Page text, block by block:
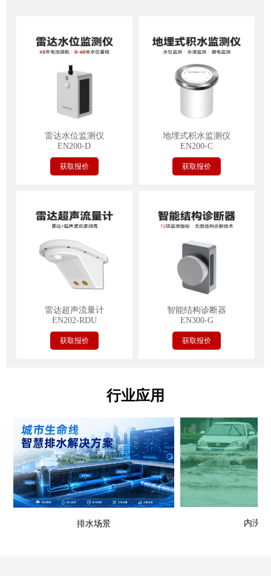
雷达水位监测仪
EN200-D
获取报价
地埋式积水监测仪
EN200-C
获取报价
雷达超声流量计
EN202-RDU
获取报价
智能结构诊断器
EN300-G
获取报价
行业应用
排水场景 内涝场